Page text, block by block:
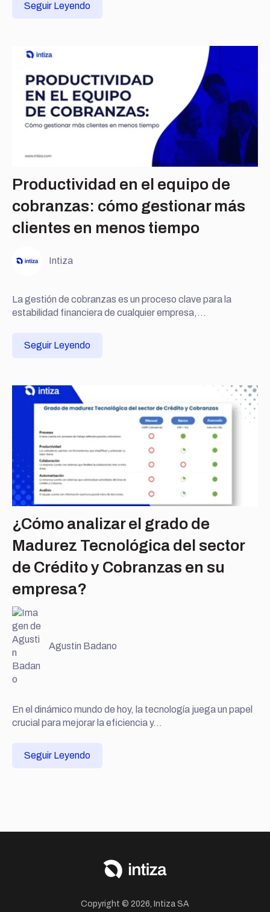
Seguir Leyendo
Productividad en el equipo de
cobranzas: cómo gestionar más
clientes en menos tiempo
Intiza
La gestión de cobranzas es un proceso clave para la
estabilidad financiera de cualquier empresa,...
Seguir Leyendo
¿Cómo analizar el grado de
Madurez Tecnológica del sector
de Crédito y Cobranzas en su
empresa?
Agustin Badano
En el dinámico mundo de hoy, la tecnología juega un papel
crucial para mejorar la eficiencia y...
Seguir Leyendo
Copyright © 2026, Intiza SA